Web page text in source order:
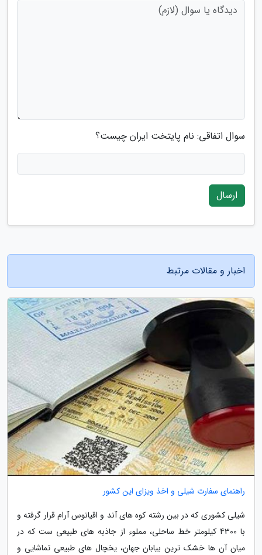
سوال اتفاقی: نام پایتخت ایران چیست؟
ارسال
اخبار و مقالات مرتبط
راهنمای سفارت شیلی و اخذ ویزای این کشور
شیلی کشوری که در بین رشته کوه های آند و اقیانوس آرام قرار گرفته و
با 4300 کیلومتر خط ساحلی، مملوء از جاذبه های طبیعی ست که در
میان آن ها خشک ترین بیابان جهان، یخچال های طبیعی تماشایی و